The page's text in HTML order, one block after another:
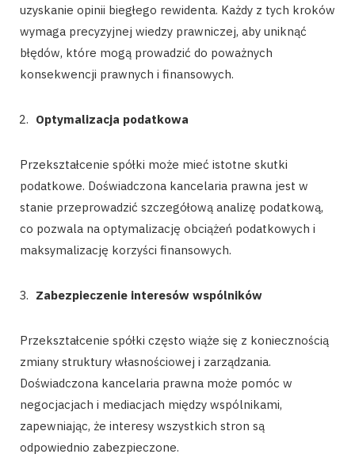
uzyskanie opinii biegłego rewidenta. Każdy z tych kroków
wymaga precyzyjnej wiedzy prawniczej, aby uniknąć
błędów, które mogą prowadzić do poważnych
konsekwencji prawnych i finansowych.
Optymalizacja podatkowa
Przekształcenie spółki może mieć istotne skutki
podatkowe. Doświadczona kancelaria prawna jest w
stanie przeprowadzić szczegółową analizę podatkową,
co pozwala na optymalizację obciążeń podatkowych i
maksymalizację korzyści finansowych.
Zabezpieczenie interesów wspólników
Przekształcenie spółki często wiąże się z koniecznością
zmiany struktury własnościowej i zarządzania.
Doświadczona kancelaria prawna może pomóc w
negocjacjach i mediacjach między wspólnikami,
zapewniając, że interesy wszystkich stron są
odpowiednio zabezpieczone.